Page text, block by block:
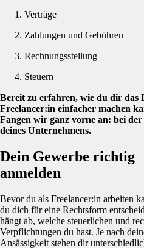
Verträge
Zahlungen und Gebühren
Rechnungsstellung
Steuern
Bereit zu erfahren, wie du dir das
Freelancer:in einfacher machen
Fangen wir ganz vorne an: bei
deines Unternehmens.
Dein Gewerbe richtig
anmelden
Bevor du als Freelancer:in arbeiten
du dich für eine Rechtsform
hängt ab, welche steuerlichen und
Verpflichtungen du hast. Je nach
Ansässigkeit stehen dir